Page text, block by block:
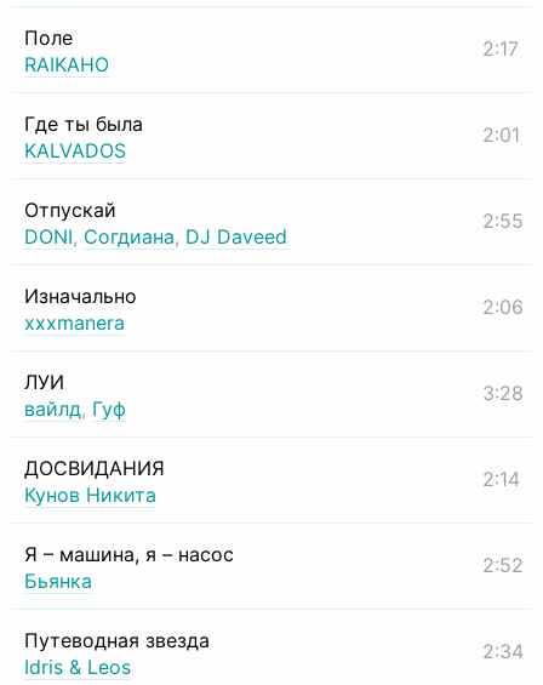
Поле
RAIKAHO
2:17
Где ты была
KALVADOS
2:01
Отпускай
DONI, Согдиана, DJ Daveed
2:55
Изначально
xxxmanera
2:06
ЛУИ
вайлд, Гуф
3:28
ДОСВИДАНИЯ
Кунов Никита
2:14
Я – машина, я – насос
Бьянка
2:52
Путеводная звезда
Idris & Leos
2:34